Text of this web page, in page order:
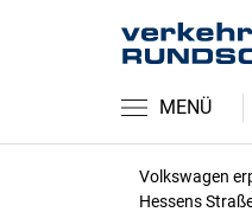
MENÜ
Volkswagen
Hessens